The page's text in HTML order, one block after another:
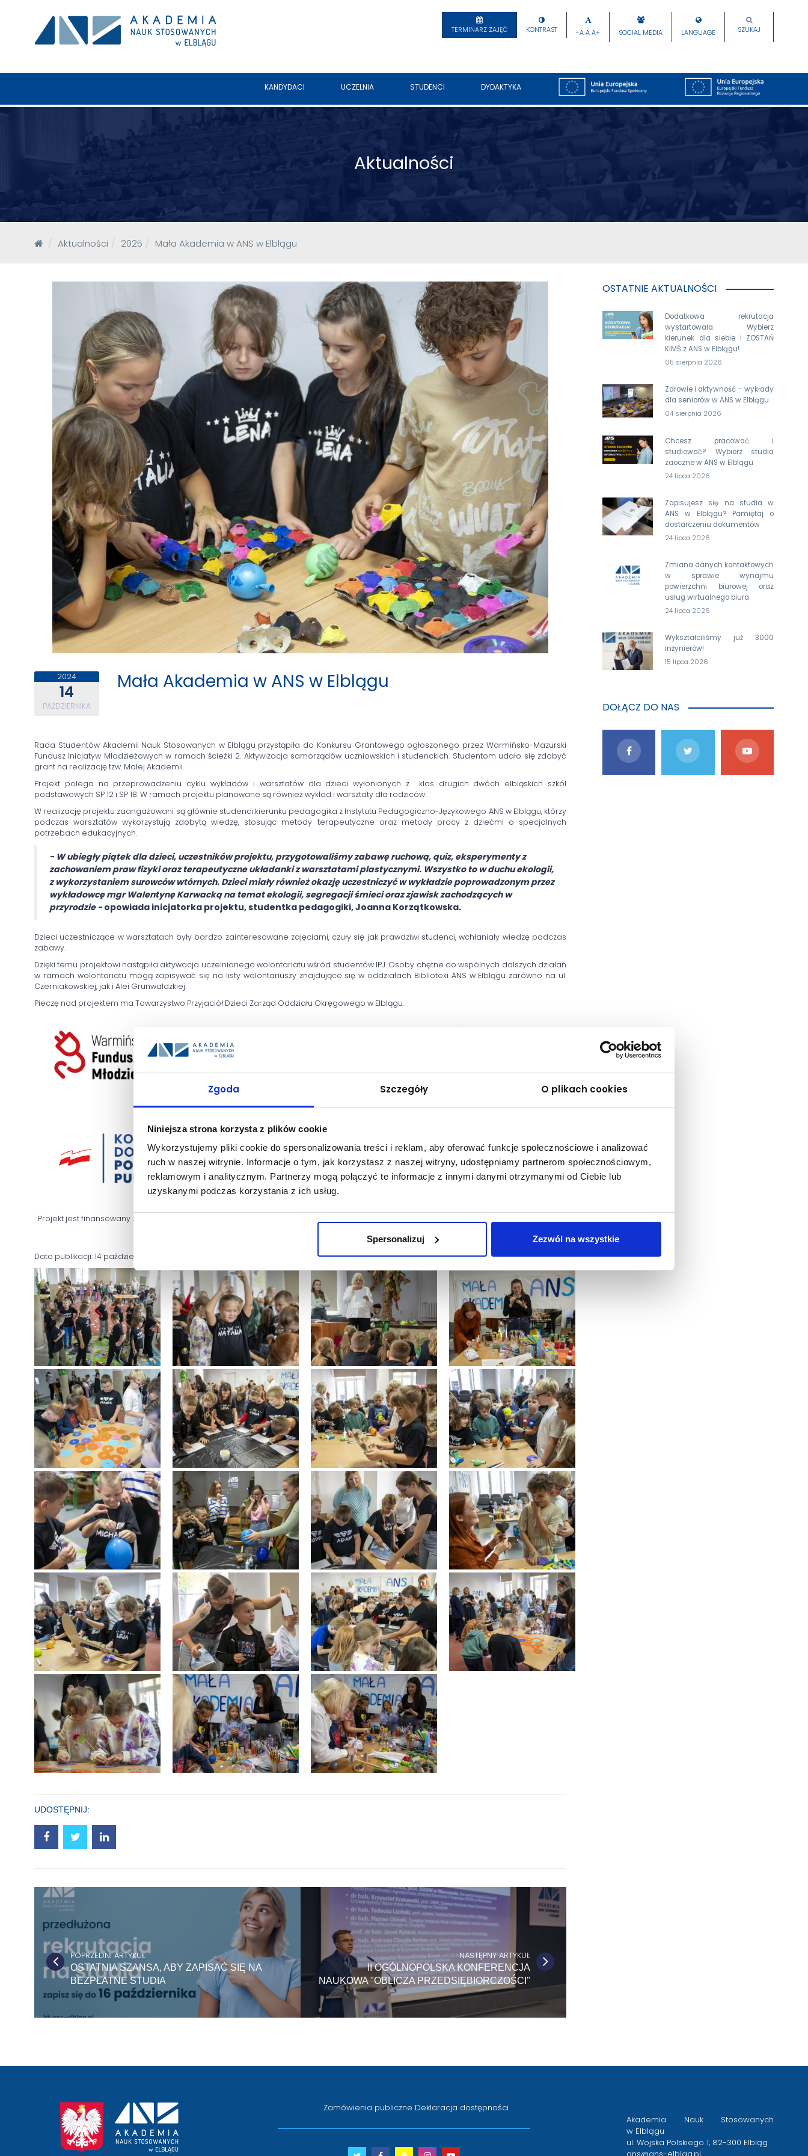
Zgoda Szczegóły O plikach cookies
Niniejsza strona korzysta z plików cookie
Wykorzystujemy pliki cookie do spersonalizowania treści i reklam, aby oferować funkcje społecznościowe i analizować
ruch w naszej witrynie. Informacje o tym, jak korzystasz z naszej witryny, udostępniamy partnerom społecznościowym,
reklamowym i analitycznym. Partnerzy mogą połączyć te informacje z innymi danymi otrzymanymi od Ciebie lub
uzyskanymi podczas korzystania z ich usług.
Spersonalizuj Zezwól na wszystkie
TERMINARZ ZAJĘĆ KONTRAST -A A A+ SOCIAL MEDIA LANGUAGE SZUKAJ
KANDYDACI UCZELNIA STUDENCI DYDAKTYKA
Aktualności
Aktualności 2025 Mała Akademia w ANS w Elblągu
2024
14
PAŹDZIERNIKA
Mała Akademia w ANS w Elblągu
Rada Studentów Akademii Nauk Stosowanych w Elblągu przystąpiła do Konkursu Grantowego ogłoszonego przez Warmińsko-Mazurski
Fundusz Inicjatyw Młodzieżowych w ramach ścieżki 2. Aktywizacja samorządów uczniowskich i studenckich. Studentom udało się zdobyć
grant na realizację tzw. Małej Akademii.
Projekt polega na przeprowadzeniu cyklu wykładów i warsztatów dla dzieci wyłonionych z klas drugich dwóch elbląskich szkół
podstawowych SP 12 i SP 18. W ramach projektu planowane są również wykład i warsztaty dla rodziców.
W realizację projektu zaangażowani są głównie studenci kierunku pedagogika z Instytutu Pedagogiczno-Językowego ANS w Elblągu, którzy
podczas warsztatów wykorzystują zdobytą wiedzę, stosując metody terapeutyczne oraz metody pracy z dziećmi o specjalnych
potrzebach edukacyjnych.
- W ubiegły piątek dla dzieci, uczestników projektu, przygotowaliśmy zabawę ruchową, quiz, eksperymenty z
zachowaniem praw fizyki oraz terapeutyczne układanki z warsztatami plastycznymi. Wszystko to w duchu ekologii,
z wykorzystaniem surowców wtórnych. Dzieci miały również okazję uczestniczyć w wykładzie poprowadzonym przez
wykładowcę mgr Walentynę Karwacką na temat ekologii, segregacji śmieci oraz zjawisk zachodzących w
przyrodzie-opowiada inicjatorka projektu, studentka pedagogiki, Joanna Korzątkowska.
Dzieci uczestniczące w warsztatach były bardzo zainteresowane zajęciami, czuły się jak prawdziwi studenci, wchłaniały wiedzę podczas
zabawy.
Dzięki temu projektowi nastąpiła aktywacja uczelnianego wolontariatu wśród studentów IPJ. Osoby chętne do wspólnych dalszych działań
w ramach wolontariatu mogą zapisywać się na listy wolontariuszy znajdujące się w oddziałach Biblioteki ANS w Elblągu zarówno na ul.
Czerniakowskiej, jak i Alei Grunwaldzkiej.
Pieczę nad projektem ma Towarzystwo Przyjaciół Dzieci Zarząd Oddziału Okręgowego w Elblągu.
Projekt jest finansowany ze środków Narodowego Instytutu Wolności – Centrum Rozwoju Społeczeństwa Obywatelskiego otrzymanych w
Data publikacji: 14 października 2024
UDOSTĘPNIJ:
POPRZEDNI ARTYKUŁ
OSTATNIA SZANSA, ABY ZAPISAĆ SIĘ NA
BEZPŁATNE STUDIA
NASTĘPNY ARTYKUŁ
II OGÓLNOPOLSKA KONFERENCJA
NAUKOWA "OBLICZA PRZEDSIĘBIORCZOŚCI"
OSTATNIE AKTUALNOŚCI
Dodatkowa rekrutacja
wystartowała. Wybierz
kierunek dla siebie i ZOSTAŃ
KIMŚ z ANS w Elblągu!
05 sierpnia 2026
Zdrowie i aktywność – wykłady
dla seniorów w ANS w Elblągu
04 sierpnia 2026
Chcesz pracować i
studiować? Wybierz studia
zaoczne w ANS w Elblągu
24 lipca 2026
Zapisujesz się na studia w
ANS w Elblągu? Pamiętaj o
dostarczeniu dokumentów
24 lipca 2026
Zmiana danych kontaktowych
w sprawie wynajmu
powierzchni biurowej oraz
usług wirtualnego biura
24 lipca 2026
Wykształciliśmy już 3000
inżynierów!
15 lipca 2026
DOŁĄCZ DO NAS
Zamówienia publiczne Deklaracja dostępności
Akademia Nauk Stosowanych
w Elblągu
ul. Wojska Polskiego 1, 82-300 Elbląg
ans@ans-elblag.pl